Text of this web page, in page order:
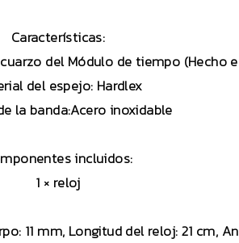
Características:
del Módulo de tiempo (Hecho
del espejo: Hardlex
la banda:Acero inoxidable
incluidos:
1 × reloj
11 mm, Longitud del reloj: 21 cm,